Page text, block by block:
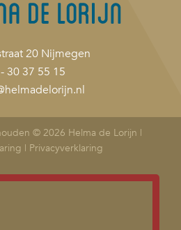
20 Nijmegen
30 37 55 15
© 2026 Helma de Lorijn |
| Privacyverklaring